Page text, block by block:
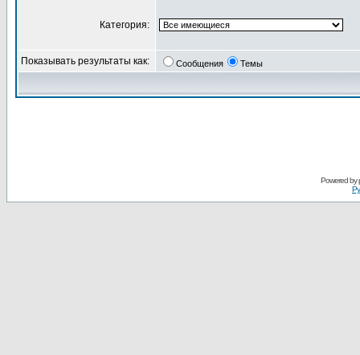
Категория:
Показывать результаты как: Сообщения Темы
Powered by